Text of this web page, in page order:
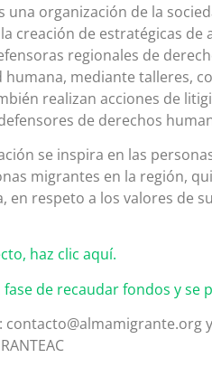
una organización de la
creación de estratégicas de
regionales de
mediante talleres,
realizan acciones de
de derechos
se inspira en las
migrantes en la región,
en respeto a los valores de
haz clic aquí.
de recaudar fondos y se